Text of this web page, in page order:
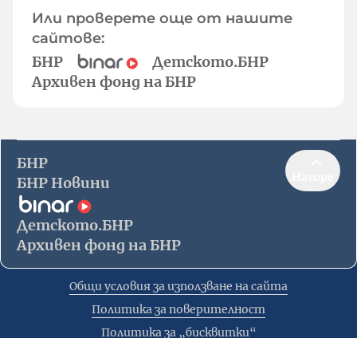
Или проверете още от нашите
сайтове:
БНР
Детското.БНР
Архивен фонд на БНР
БНР
БНР Новини
Детското.БНР
Архивен фонд на БНР
Общи условия за използване на сайта
Политика за поверителност
Политика за „бисквитки“